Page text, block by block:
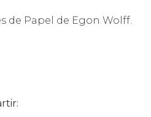
de Papel de Egon Wolff.